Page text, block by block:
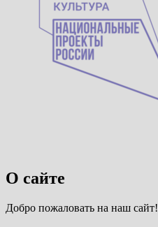
О сайте
Добро пожаловать на наш сайт!